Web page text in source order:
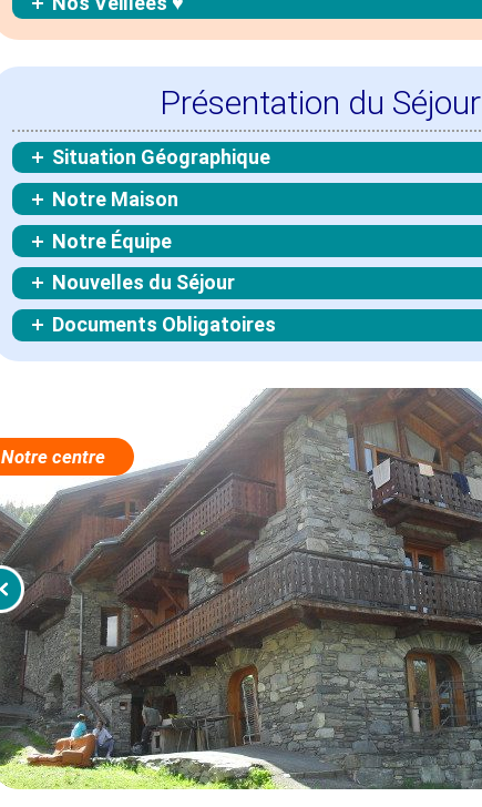
Présentation du Séjour
Situation Géographique
Notre Maison
Notre Équipe
Nouvelles du Séjour
Documents Obligatoires
Notre centre